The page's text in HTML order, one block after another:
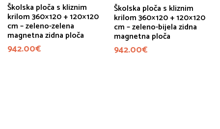
Školska ploča s kliznim
krilom 360×120 + 120×120
cm – zeleno-zelena
magnetna zidna ploča
942.00€
Školska ploča s kliznim
krilom 360×120 + 120×120
cm – zeleno-bijela zidna
magnetna ploča
942.00€